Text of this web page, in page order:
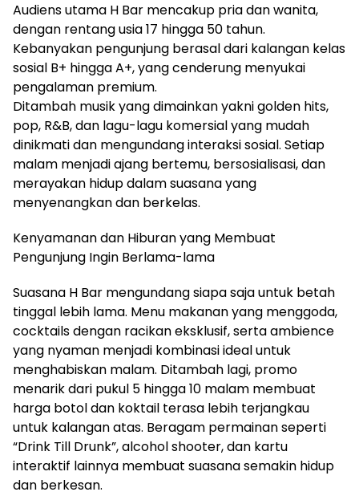
Audiens utama H Bar mencakup pria dan wanita,
dengan rentang usia 17 hingga 50 tahun.
Kebanyakan pengunjung berasal dari kalangan kelas
sosial B+ hingga A+, yang cenderung menyukai
pengalaman premium.
Ditambah musik yang dimainkan yakni golden hits,
pop, R&B, dan lagu-lagu komersial yang mudah
dinikmati dan mengundang interaksi sosial. Setiap
malam menjadi ajang bertemu, bersosialisasi, dan
merayakan hidup dalam suasana yang
menyenangkan dan berkelas.
Kenyamanan dan Hiburan yang Membuat
Pengunjung Ingin Berlama-lama
Suasana H Bar mengundang siapa saja untuk betah
tinggal lebih lama. Menu makanan yang menggoda,
cocktails dengan racikan eksklusif, serta ambience
yang nyaman menjadi kombinasi ideal untuk
menghabiskan malam. Ditambah lagi, promo
menarik dari pukul 5 hingga 10 malam membuat
harga botol dan koktail terasa lebih terjangkau
untuk kalangan atas. Beragam permainan seperti
“Drink Till Drunk”, alcohol shooter, dan kartu
interaktif lainnya membuat suasana semakin hidup
dan berkesan.